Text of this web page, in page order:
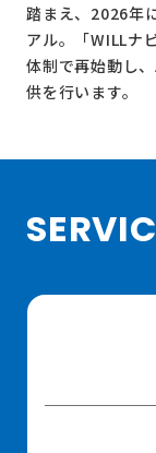
踏まえ、2026年
アル。
「WILLナ
体制で再始動し
供を行います。